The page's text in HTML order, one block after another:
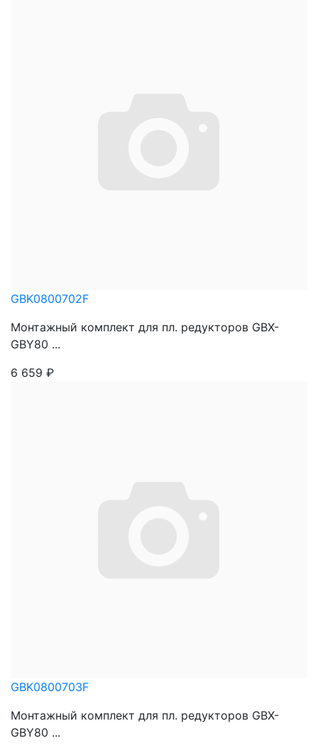
GBK0800702F
Монтажный комплект для пл. редукторов GBX-
GBY80 ...
6 659 ₽
GBK0800703F
Монтажный комплект для пл. редукторов GBX-
GBY80 ...